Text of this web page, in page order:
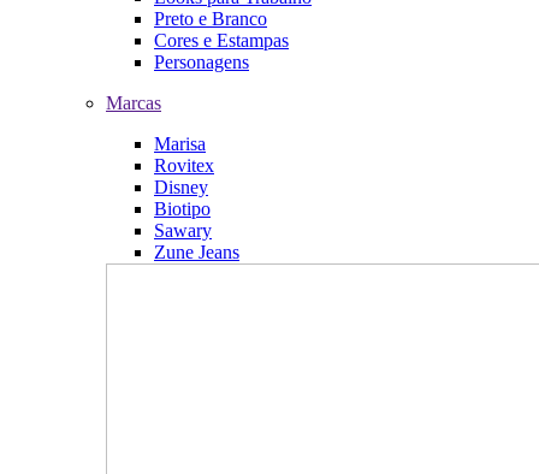
Preto e Branco
Cores e Estampas
Personagens
Marcas
Marisa
Rovitex
Disney
Biotipo
Sawary
Zune Jeans